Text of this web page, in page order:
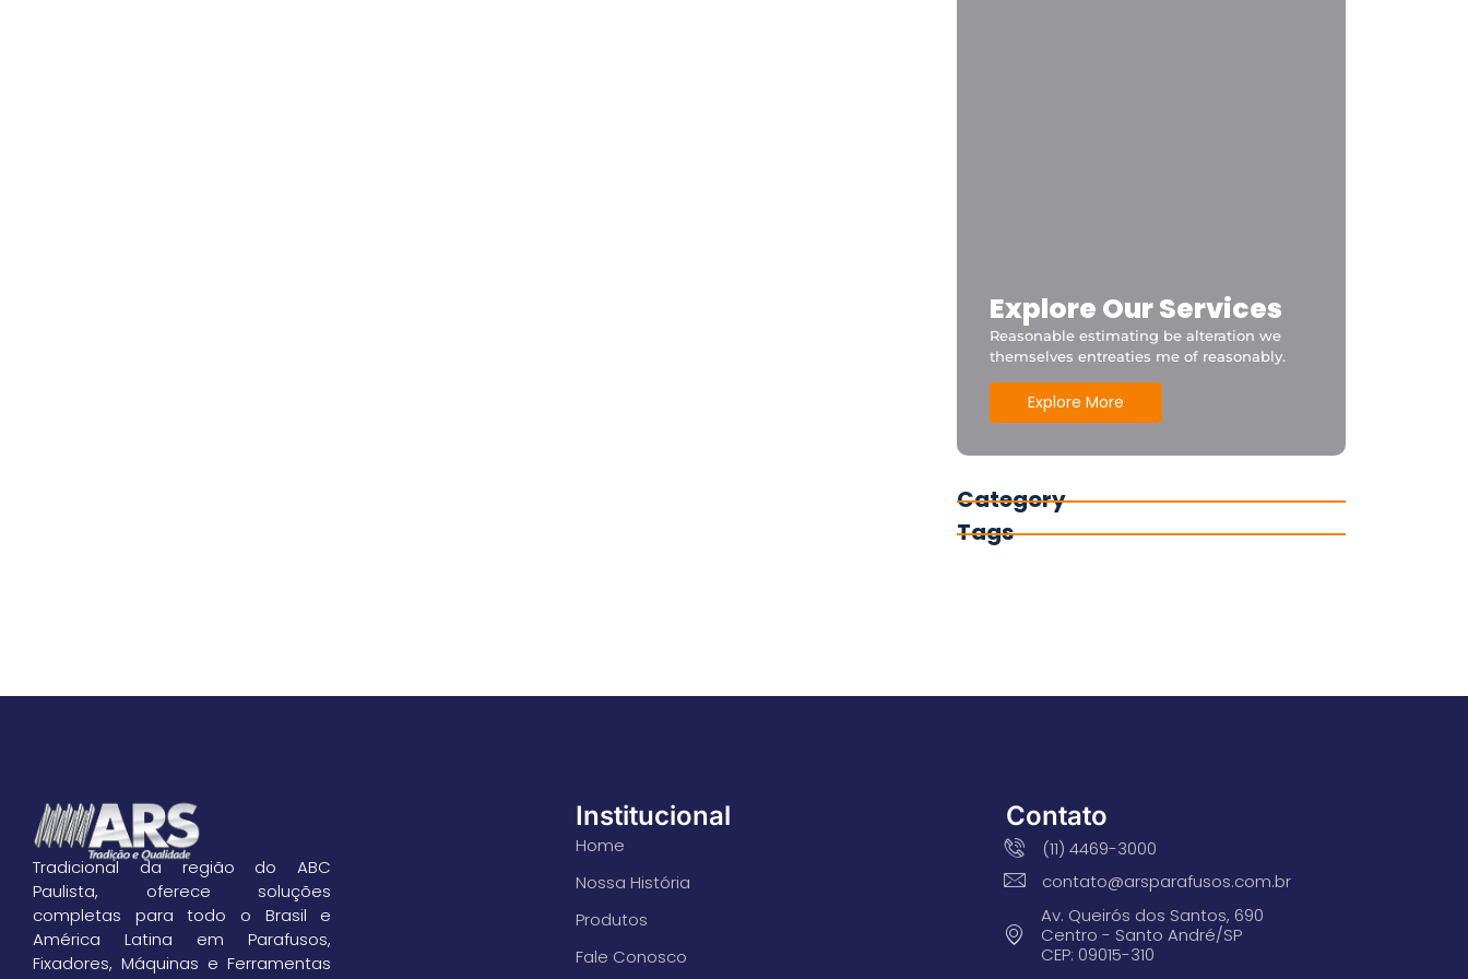
Explore Our Services
Reasonable estimating be alteration we
themselves entreaties me of reasonably.
Explore More
Category
Tags
Tradicional da região do ABC
Paulista, oferece soluções
completas para todo o Brasil e
América Latina em Parafusos,
Fixadores, Máquinas e Ferramentas
Institucional
Home
Nossa História
Produtos
Fale Conosco
Contato
(11) 4469-3000
contato@arsparafusos.com.br
Av. Queirós dos Santos, 690
Centro - Santo André/SP
CEP: 09015-310